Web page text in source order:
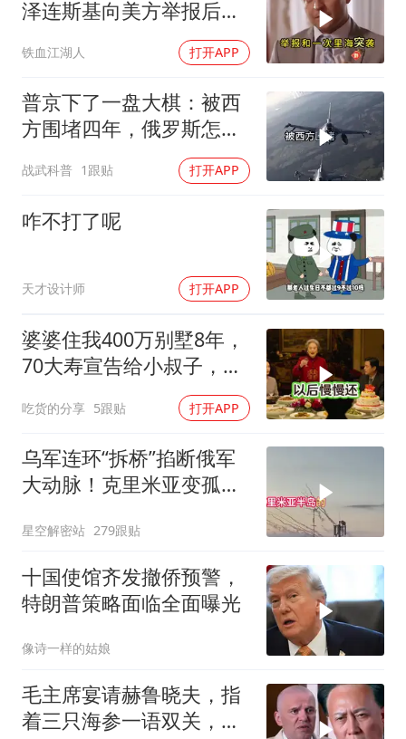
公司“上四休三”但要降薪1000元
夯实基础开新局
泽连斯基向美方举报后，
铁血江湖人 打开APP
普京下了一盘大棋：被西
方围堵四年，俄罗斯怎么
反倒打出了国运翻盘？
战武科普 1跟贴 打开APP
咋不打了呢
天才设计师 打开APP
婆婆住我400万别墅8年，
70大寿宣告给小叔子，
我：天没黑你做梦呢？
吃货的分享 5跟贴 打开APP
乌军连环“拆桥”掐断俄军
大动脉！克里米亚变孤
家”？
星空解密站 279跟贴
十国使馆齐发撤侨预警，
特朗普策略面临全面曝光
像诗一样的姑娘
毛主席宴请赫鲁晓夫，指
着三只海参一语双关，赫